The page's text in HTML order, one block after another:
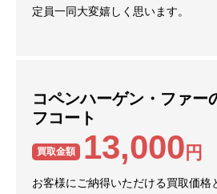
定員一同大変嬉しく思います。
コペンハーゲン・ファー
フコート
買取金額 13,000 円
お客様にご納得いただける買取価格